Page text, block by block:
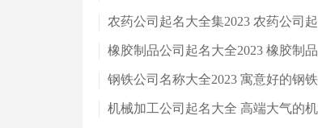
农药公司起名大全集2023 农药公司
橡胶制品公司起名大全2023 橡胶制
钢铁公司名称大全2023 寓意好的钢
机械加工公司起名大全 高端大气的